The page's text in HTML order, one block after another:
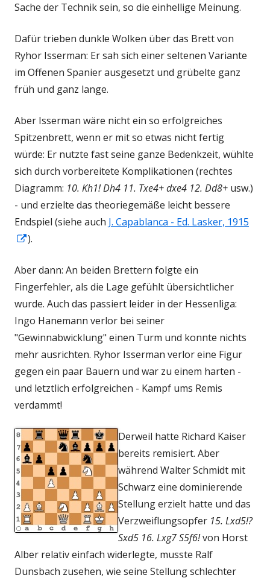
Sache der Technik sein, so die einhellige Meinung.
Dafür trieben dunkle Wolken über das Brett von
Ryhor Isserman: Er sah sich einer seltenen Variante
im Offenen Spanier ausgesetzt und grübelte ganz
früh und ganz lange.
Aber Isserman wäre nicht ein so erfolgreiches
Spitzenbrett, wenn er mit so etwas nicht fertig
würde: Er nutzte fast seine ganze Bedenkzeit, wühlte
sich durch vorbereitete Komplikationen (rechtes
Diagramm: 10. Kh1! Dh4 11. Txe4+ dxe4 12. Dd8+ usw.)
- und erzielte das theoriegemäße leicht bessere
Endspiel (siehe auch J. Capablanca - Ed. Lasker, 1915
In
Fenster
öffnen
).
Aber dann: An beiden Brettern folgte ein
Fingerfehler, als die Lage gefühlt übersichtlicher
wurde. Auch das passiert leider in der Hessenliga:
Ingo Hanemann verlor bei seiner
"Gewinnabwicklung" einen Turm und konnte nichts
mehr ausrichten. Ryhor Isserman verlor eine Figur
gegen ein paar Bauern und war zu einem harten -
und letztlich erfolgreichen - Kampf ums Remis
verdammt!
Derweil hatte Richard Kaiser
bereits remisiert. Aber
während Walter Schmidt mit
Schwarz eine dominierende
Stellung erzielt hatte und das
Verzweiflungsopfer 15. Lxd5!?
Sxd5 16. Lxg7 S5f6!von Horst
Alber relativ einfach widerlegte, musste Ralf
Dunsbach zusehen, wie seine Stellung schlechter